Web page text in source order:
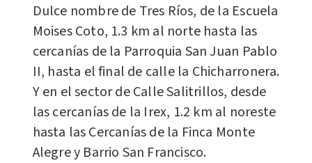
Dulce nombre de Tres Ríos, de la Escuela
Moises Coto, 1.3 km al norte hasta las
cercanías de la Parroquia San Juan Pablo
II, hasta el final de calle la Chicharronera.
Y en el sector de Calle Salitrillos, desde
las cercanías de la Irex, 1.2 km al noreste
hasta las Cercanías de la Finca Monte
Alegre y Barrio San Francisco.